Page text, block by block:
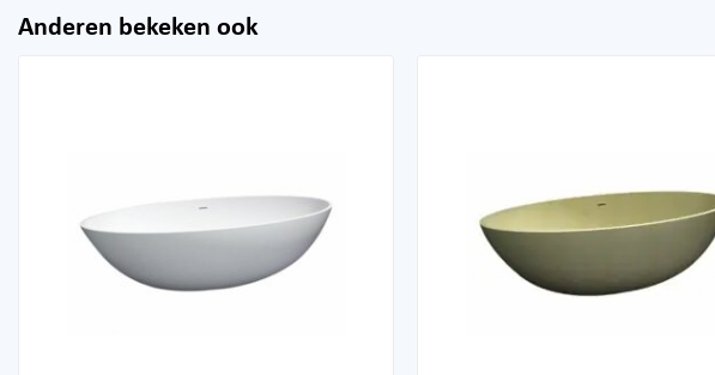
Anderen bekeken ook